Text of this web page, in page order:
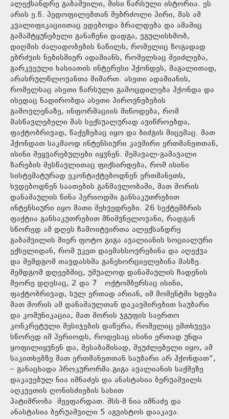
ალექსანდრე გაბაშვილი, მისი წარსული ისტორია. ეს
არის ე.წ. პედოფილებთან მებრძოლი პირი, მას ამ
კვალიფიკაციითაც ედებოდა ბრალდება და ამაშიც
გამამტყუნებელი განაჩენი დადგა, ვგულისხმობ,
დიღმის ძალადობების ნაწილს, რომელიც ზოგადად
ებრძვის ნებისმიერ ადამიანს, რომელსაც შეიძლება,
გარკვეული ხასიათის ინტერესი ჰქონდეს, მაგალითად,
არასრულწლოვანთა მიმართ. ასეთი ადამიანის,
რომელსაც ასეთი წარსული გამოცდილება ჰქონდა და
ისედაც ნადირობდა ასეთი პიროვნებების
გამოვლენაზე, ინფორმაციის მიწოდება, რომ
მასწავლებელი მას სექსუალურად ავიწროებდა,
ფაქტობრივად, წაქეზებაც იყო და ბიძგის მიცემაც. მათ
ჰქონდათ საკმაოდ ინტენსიური კავშირი ერთმანეთთან,
ისინი შეყვარებულები იყვნენ. შემავალ-გამავალი
ზარების შესწავლითაც ფიქსირდება, რომ ისინი
სისტემატურად ეკონტაქტებოდნენ ერთმანეთს,
ხვდებოდნენ საათების განმავლობაში, მათ შორის
დანაშაულის წინა პერიოდში განსაკუთრებით
ინტენსიური იყო მათი შეხვედრები. 26 სექტემბრის
ფაქტია განსაკუთრებით მნიშვნელოვანი, რადგან
სწორედ ამ დღეს ჩამოიტვირთა ალექსანდრე
გაბაშვილის მიერ ფოტო გიგა ავალიანის სოციალური
ექსელიდან, რომ უკეთ დაემახსოვრებინა და აღექვა
და შემდგომ თავდასხმა განეხორციელებინა მასზე.
შემდგომ დღეებშიც, უშუალოდ დანაშაულის ჩადენის
მეორე დღესაც, 2 და 7 ოქტომბერსაც ისინი,
ფაქტობრივად, სულ ერთად არიან, იმ მომენტში ხდება
მათ შორის ამ დანაშაულთან დაკავშირებით საუბარი
და კომუნიკაცია, მათ შორის ჯგუფის საერთო
კონკრეტული მესიჯების დაწერა, რომელიც ემთხვევა
სწორედ იმ პერიოდს, როდესაც ისინი ერთად უნდა
ყოფილიყვნენ და, შესაბამისად, შეუძლებელი იყო, ამ
საკითხებზე მათ ერთმანეთთან საუბარი არ ჰქონდათ“,
– განაცხადა პროკურორმა.გიგა ავალიანის საქმეზე
დაკავებულ ნია იმნაძეს და ანასტასია ბერუაშვილს
აღკვეთის ღონისძიების სახით
პატიმრობა შეეფარდათ. შსს-მ ნია იმნაძე და
ანასტასია ბერუაშვილი 5 აგვისტოს დააკავა.